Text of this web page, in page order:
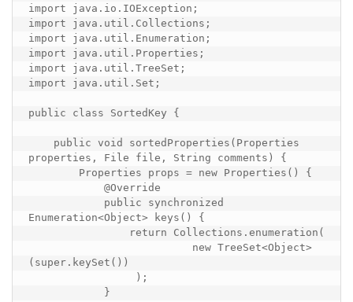
import java.io.IOException;
import java.util.Collections;
import java.util.Enumeration;
import java.util.Properties;
import java.util.TreeSet;
import java.util.Set;
public class SortedKey {
properties, File file, String comments) {
Enumeration<Object> keys() {
(super.keySet())